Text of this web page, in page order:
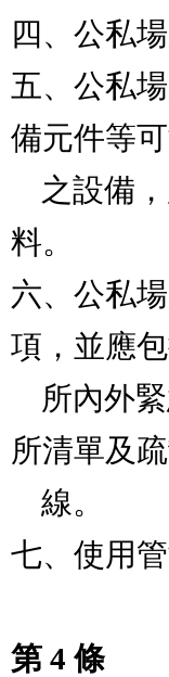
四、公私
五、公私
備元件等
料。
六、公私
項，並應
所清單及
七、使用
第 4 條